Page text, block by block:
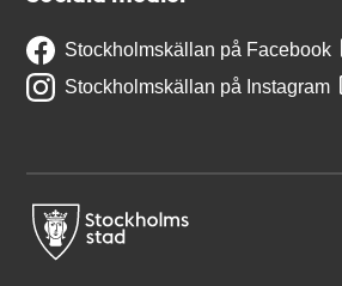
Stockholmskällan på Facebook
Stockholmskällan på Instagram